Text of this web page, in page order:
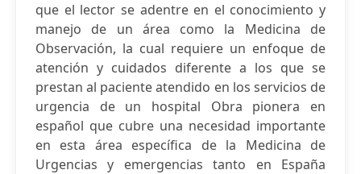
que el lector se adentre en el conocimiento y
manejo de un área como la Medicina de
Observación, la cual requiere un enfoque de
atención y cuidados diferente a los que se
prestan al paciente atendido en los servicios de
urgencia de un hospital Obra pionera en
español que cubre una necesidad importante
en esta área específica de la Medicina de
Urgencias y emergencias tanto en España